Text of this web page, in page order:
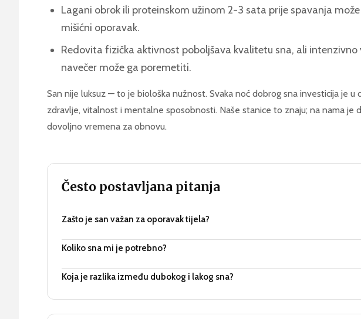
Lagani obrok ili proteinskom užinom 2-3 sata prije spavanja
mišićni oporavak.
Redovita fizička aktivnost poboljšava kvalitetu sna, ali intenzivno
navečer može ga poremetiti.
San nije luksuz — to je biološka nužnost. Svaka noć dobrog sna investicija je u
zdravlje, vitalnost i mentalne sposobnosti. Naše stanice to znaju; na nama je
dovoljno vremena za obnovu.
Često postavljana pitanja
Zašto je san važan za oporavak tijela?
Koliko sna mi je potrebno?
Koja je razlika između dubokog i lakog sna?